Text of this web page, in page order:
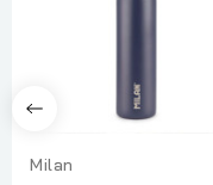
Milan